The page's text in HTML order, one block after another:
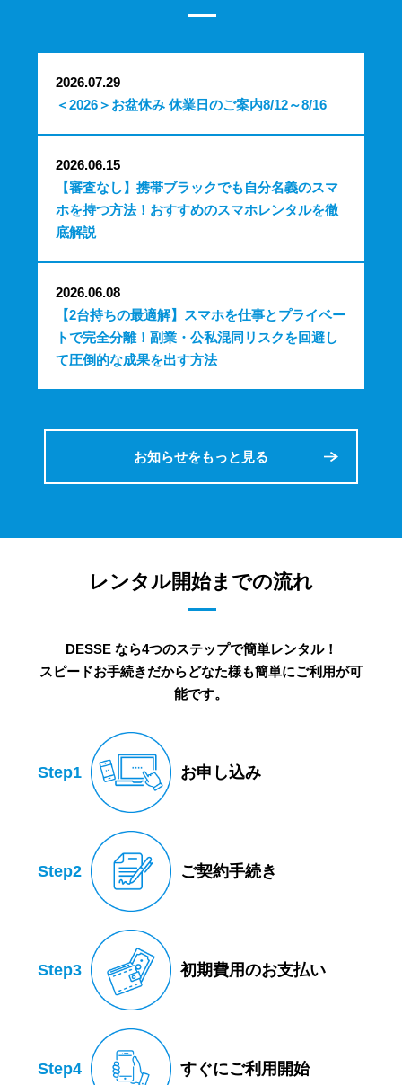
2026.07.29
＜2026＞お盆休み 休業日のご案内8/12～8/16
2026.06.15
【審査なし】携帯ブラックでも自分名義のスマ
ホを持つ方法！おすすめのスマホレンタルを徹
底解説
2026.06.08
【2台持ちの最適解】スマホを仕事とプライベー
トで完全分離！副業・公私混同リスクを回避し
て圧倒的な成果を出す方法
お知らせをもっと見る
レンタル開始までの流れ
DESSE なら4つのステップで簡単レンタル！
スピードお手続きだからどなた様も簡単にご利用が可
能です。
Step1 お申し込み
Step2 ご契約手続き
Step3 初期費用のお支払い
Step4 すぐにご利用開始